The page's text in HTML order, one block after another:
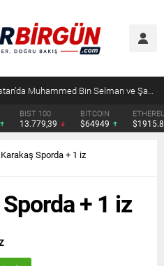
Erdoğan, Suudi Arabistan’da Muhammed Bin Selman ve Şahbaz Şerif ile Görüşecek
BIST 100
13.779,39
BITCOIN
$64949
Sporda + 1 iz
+ 1 iz